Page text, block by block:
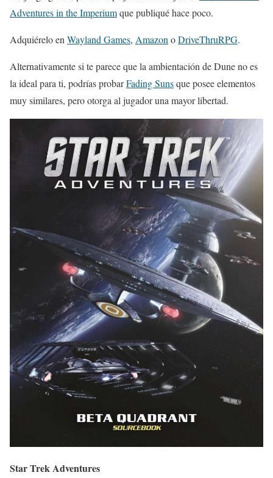
Adventures in the Imperiumque publiqué hace poco.
Adquiérelo enWayland Games, AmazonoDriveThruRPG.
Alternativamente si te parece que la ambientación de Dune no es
la ideal para ti, podrías probarFading Sunsque posee elementos
muy similares, pero otorga al jugador una mayor libertad.
Star Trek Adventures